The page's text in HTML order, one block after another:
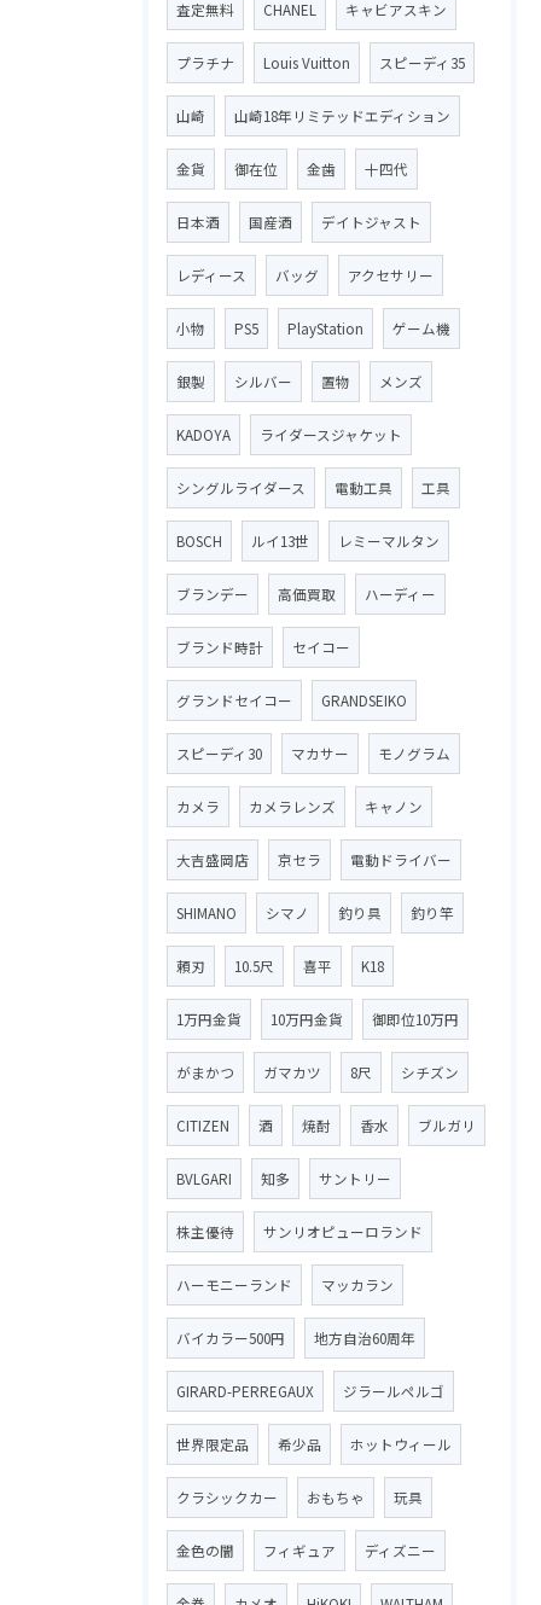
査定無料 CHANEL キャビアスキン
プラチナ Louis Vuitton スピーディ35
山崎 山崎18年リミテッドエディション
金貨 御在位 金歯 十四代
日本酒 国産酒 デイトジャスト
レディース バッグ アクセサリー
小物 PS5 PlayStation ゲーム機
銀製 シルバー 置物 メンズ
KADOYA ライダースジャケット
シングルライダース 電動工具 工具
BOSCH ルイ13世 レミーマルタン
ブランデー 高価買取 ハーディー
ブランド時計 セイコー
グランドセイコー GRANDSEIKO
スピーディ30 マカサー モノグラム
カメラ カメラレンズ キャノン
大吉盛岡店 京セラ 電動ドライバー
SHIMANO シマノ 釣り具 釣り竿
頼刃 10.5尺 喜平 K18
1万円金貨 10万円金貨 御即位10万円
がまかつ ガマカツ 8尺 シチズン
CITIZEN 酒 焼酎 香水 ブルガリ
BVLGARI 知多 サントリー
株主優待 サンリオピューロランド
ハーモニーランド マッカラン
バイカラー500円 地方自治60周年
GIRARD-PERREGAUX ジラールペルゴ
世界限定品 希少品 ホットウィール
クラシックカー おもちゃ 玩具
金色の闇 フィギュア ディズニー